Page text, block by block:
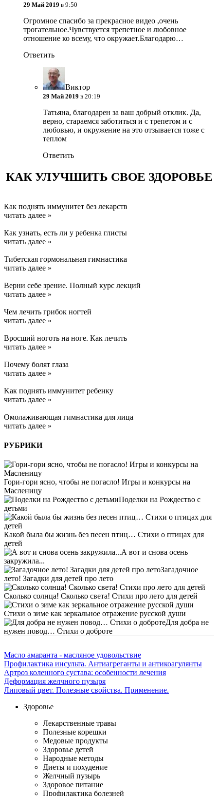
29 Май 2019 в 9:50
Огромное спасибо за прекрасное видео ,очень
трогательное.Чувствуется трепетное и любовное
отношение ко всему, что окружает.Благодарю…
Ответить
Виктор
29 Май 2019 в 20:19
Татьяна, благодарен за ваш добрый отклик. Да,
верно, стараемся заботиться и с трепетом и с
любовью, и окружение на это отзывается тоже с
теплом
Ответить
КАК УЛУЧШИТЬ СВОЕ ЗДОРОВЬЕ
Как поднять иммунитет без лекарств
читать далее »
Как узнать, есть ли у ребенка глисты
читать далее »
Тибетская гормональная гимнастика
читать далее »
Верни себе зрение. Полный курс лекций
читать далее »
Чем лечить грибок ногтей
читать далее »
Вросший ноготь на ноге. Как лечить
читать далее »
Почему болят глаза
читать далее »
Kак поднять иммунитет ребенку
читать далее »
Омолаживающая гимнастика для лица
читать далее »
РУБРИКИ
Гори-гори ясно, чтобы не погасло! Игры и конкурсы на
Масленицу
Поделки на Рождество с
детьми
Какой была бы жизнь без песен птиц… Стихи о птицах для
детей
А вот и снова осень
закружила...
Загадочное
лето! Загадки для детей про лето
Сколько солнца! Сколько света! Стихи про лето для детей
Стихи о зиме как зеркальное отражение русской души
Для добра не
нужен повод… Стихи о доброте
Масло амаранта - масляное удовольствие
Профилактика инсульта. Антиагреганты и антикоагулянты
Артроз коленного сустава: особенности лечения
Деформация желчного пузыря
Липовый цвет. Полезные свойства. Применение.
Здоровье
Лекарственные травы
Полезные корешки
Медовые продукты
Здоровье детей
Народные методы
Диеты и похудение
Желчный пузырь
Здоровое питание
Профилактика болезней